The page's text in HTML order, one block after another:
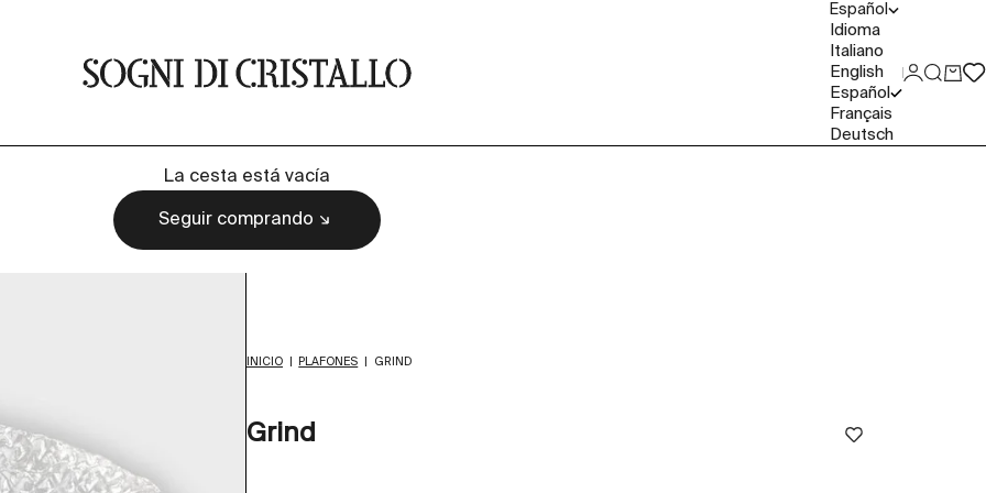
Sogni di cristallo
Español
Idioma
Italiano
English
Español
Français
Deutsch
Iniciar
Buscar
La cesta está vacía
Seguir comprando
INICIO PLAFONES GRIND
Grind